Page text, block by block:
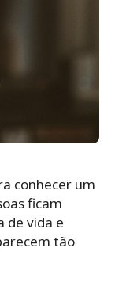
conhecer um
ficam
de vida e
tão